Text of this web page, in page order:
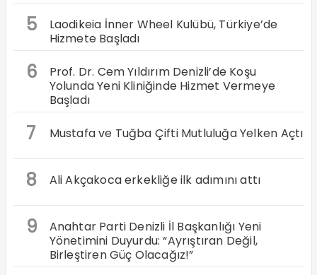
5
Laodikeia İnner Wheel Kulübü, Türkiye’de
Hizmete Başladı
6
Prof. Dr. Cem Yıldırım Denizli’de Koşu
Yolunda Yeni Kliniğinde Hizmet Vermeye
Başladı
7 Mustafa ve Tuğba Çifti Mutluluğa Yelken Açtı
8 Ali Akçakoca erkekliğe ilk adımını attı
9
Anahtar Parti Denizli İl Başkanlığı Yeni
Yönetimini Duyurdu: “Ayrıştıran Değil,
Birleştiren Güç Olacağız!”